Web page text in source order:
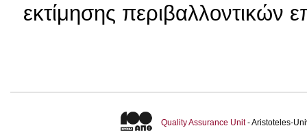
εκτίμησης περιβαλλοντικών
Quality Assurance Unit- Aristoteles-